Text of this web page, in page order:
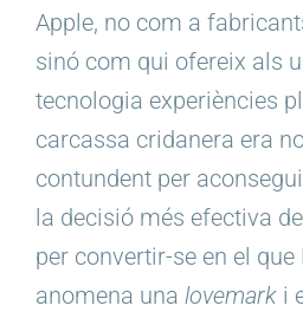
Apple, no com a
sinó com qui ofereix als
tecnologia experiències
carcassa cridanera era
contundent per
la decisió més efectiva
per convertir-se en el que
anomena una lovemark i